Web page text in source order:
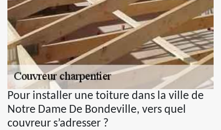
Pour installer une toiture dans la ville de
Notre Dame De Bondeville, vers quel
couvreur s’adresser ?